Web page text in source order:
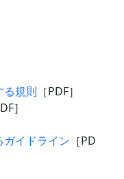
る規則 ［PDF］
］
イドライン ［PD